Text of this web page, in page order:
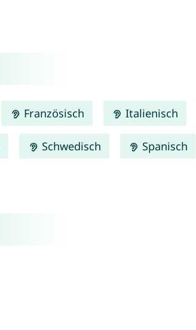
Französisch Italienisch
Schwedisch Spanisch